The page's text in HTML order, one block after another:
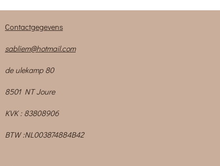
Contactgegevens
sabliem@hotmail.com
de ulekamp 80
8501 NT Joure
KVK : 83808906
BTW :NL003874884B42